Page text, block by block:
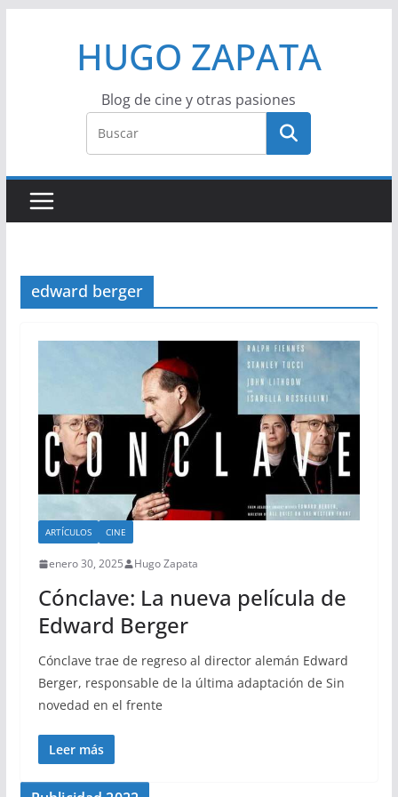
HUGO ZAPATA
Blog de cine y otras pasiones
edward berger
ARTÍCULOS CINE
enero 30, 2025 Hugo Zapata
Cónclave: La nueva película de
Edward Berger
Cónclave trae de regreso al director alemán Edward
Berger, responsable de la última adaptación de Sin
novedad en el frente
Leer más